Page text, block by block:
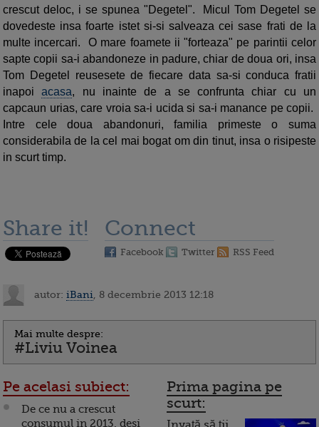
crescut deloc, i se spunea "Degetel". Micul Tom Degetel se
dovedeste insa foarte istet si-si salveaza cei sase frati de la
multe incercari. O mare foamete ii "forteaza" pe parintii celor
sapte copii sa-i abandoneze in padure, chiar de doua ori, insa
Tom Degetel reusesete de fiecare data sa-si conduca fratii
inapoiacasa, nu inainte de a se confrunta chiar cu un
capcaun urias, care vroia sa-i ucida si sa-i manance pe copii.
Intre cele doua abandonuri, familia primeste o suma
considerabila de la cel mai bogat om din tinut, insa o risipeste
in scurt timp.
Share it! Connect
Facebook Twitter RSS Feed
autor: iBani , 8 decembrie 2013 12:18
Mai multe despre:
#Liviu Voinea
Pe acelasi subiect:
De ce nu a crescut
consumul in 2013, desi
Prima pagina pe
scurt: